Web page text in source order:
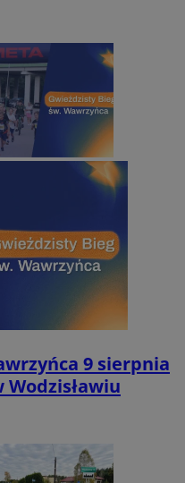
9 sierpnia
Wodzisławiu